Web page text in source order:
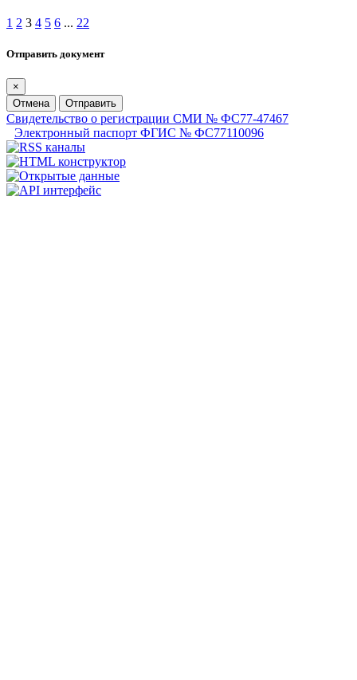
1 2 3 4 5 6 ... 22
Отправить документ
×
Отмена
Отправить
Свидетельство о регистрации СМИ № ФС77-47467
Электронный паспорт ФГИС № ФС77110096